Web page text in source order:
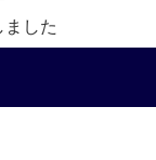
ました
和歌山旅 白浜町